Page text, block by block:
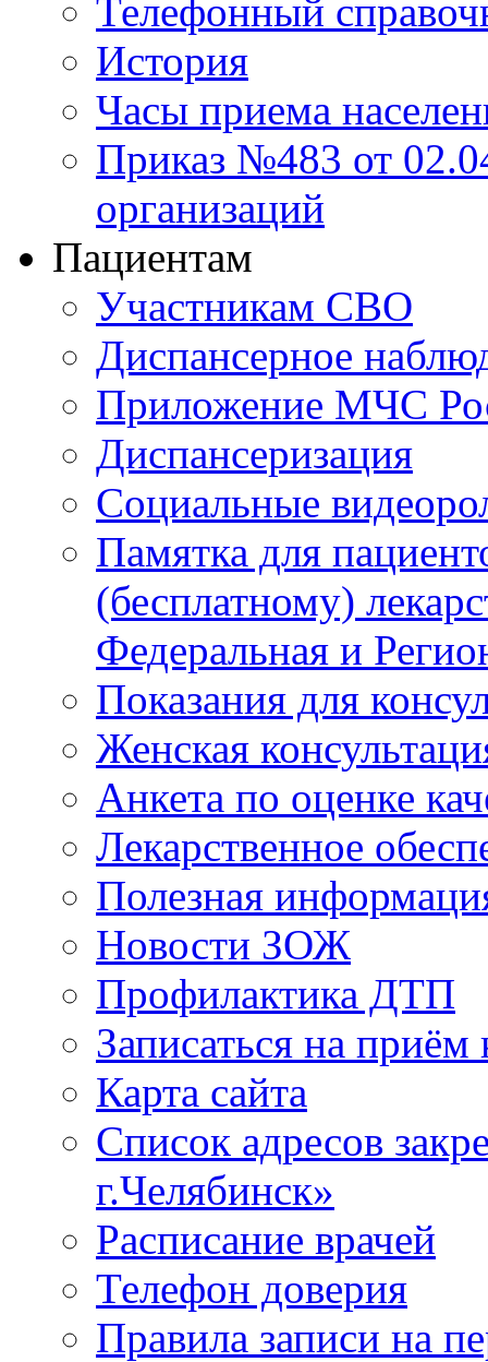
Телефонный
История
Часы приема
Приказ №483 от
организаций
Пациентам
Участникам СВО
Диспансерное
Приложение МЧС
Диспансеризация
Социальные
Памятка для
(бесплатному)
Федеральная и
Показания для
Женская
Анкета по оценке
Лекарственное
Полезная
Новости ЗОЖ
Профилактика ДТП
Записаться на приём
Карта сайта
Список адресов
г.Челябинск»
Расписание врачей
Телефон доверия
Правила записи на